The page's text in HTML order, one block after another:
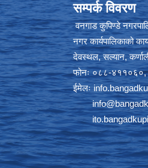
सम्पर्क विवरण
वनगाड कुपिण्डे
नगर कार्यपालिकाको
देवस्थल, सल्यान,
फोनः ०८८-
ईमेलः